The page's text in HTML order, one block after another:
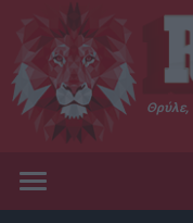
Θρύλε,
Toggle